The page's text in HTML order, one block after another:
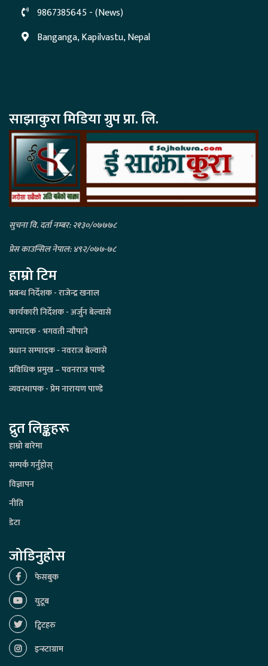
9867385645 - (News)
Banganga, Kapilvastu, Nepal
साझाकुरा मिडिया ग्रुप प्रा. लि.
सुचना वि. दर्ता नम्बर: २१३०/०७७७८
प्रेस काउन्सिल नेपाल: ४९२/०७७-७८
हाम्रो टिम
प्रबन्ध निर्देशक - राजेन्द्र खनाल
कार्यकारी निर्देशक - अर्जुन बेल्वासे
सम्पादक - भगवती न्यौपाने
प्रधान सम्पादक - नवराज बेल्वासे
प्रविधिक प्रमुख – पवनराज पाण्डे
व्यवस्थापक - प्रेम नारायण पाण्डे
द्रुत लिङ्कहरू
हाम्रो बारेमा
सम्पर्क गर्नुहोस्
विज्ञापन
नीति
डेटा
जोडिनुहोस
फेसबुक
युटूब
ट्विटहरु
इन्स्टाग्राम